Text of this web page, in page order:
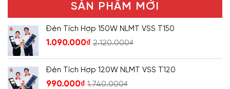
SẢN PHẨM MỚI
Đèn Tích Hợp 150W NLMT VSS T150
1.090.000₫ 2.120.000₫
Đèn Tích Hợp 120W NLMT VSS T120
990.000₫ 1.740.000₫